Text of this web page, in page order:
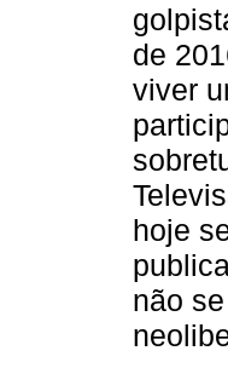
de
viver
hoje
não